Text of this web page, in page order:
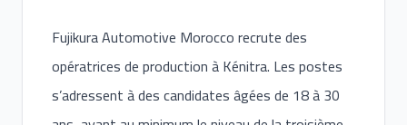
Fujikura Automotive Morocco recrute des
opératrices de production à Kénitra. Les postes
s’adressent à des candidates âgées de 18 à 30